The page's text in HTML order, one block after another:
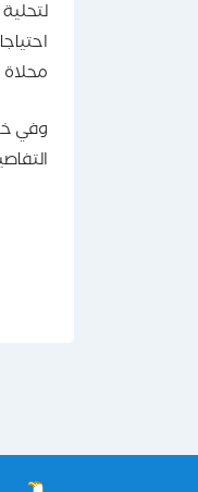
وفي